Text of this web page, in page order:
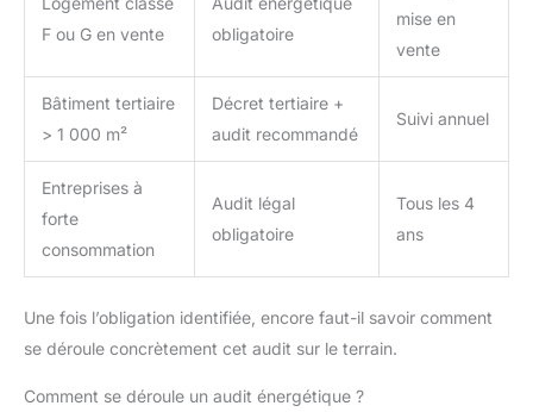
F ou G en vente
obligatoire
mise en
vente
Bâtiment tertiaire
> 1 000 m²
Décret tertiaire +
audit recommandé
Suivi annuel
Entreprises à
forte
consommation
Audit légal
obligatoire
Tous les 4
ans
Une fois l’obligation identifiée, encore faut-il savoir comment
se déroule concrètement cet audit sur le terrain.
Comment se déroule un audit énergétique ?